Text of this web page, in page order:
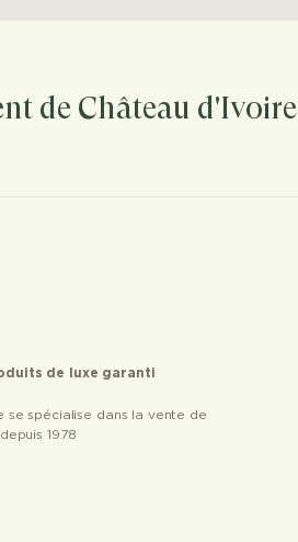
de Château d'Ivoire
de luxe garanti
se spécialise dans la vente de
1978